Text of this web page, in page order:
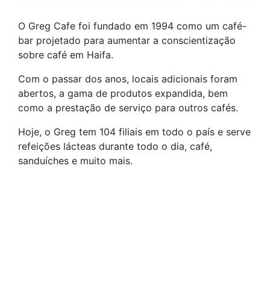
O Greg Cafe foi fundado em 1994 como um café-
bar projetado para aumentar a conscientização
sobre café em Haifa.
Com o passar dos anos, locais adicionais foram
abertos, a gama de produtos expandida, bem
como a prestação de serviço para outros cafés.
Hoje, o Greg tem 104 filiais em todo o país e serve
refeições lácteas durante todo o dia, café,
sanduíches e muito mais.